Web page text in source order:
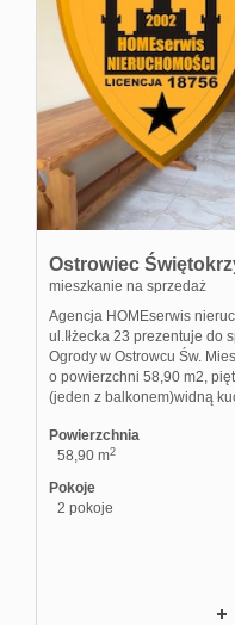
Ostrowiec
mieszkanie na sprzedaż
Agencja HOMEserwis
ul.Iłżecka 23 prezentuje do
Ogrody w Ostrowcu Św.
o powierzchni 58,90 m2,
(jeden z balkonem)widną
Powierzchnia
58,90 m2
Pokoje
2 pokoje